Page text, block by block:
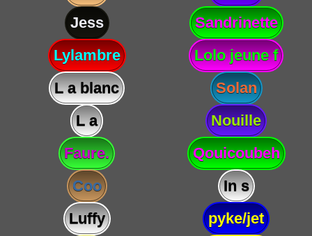
Jess
Sandrinette
Lylambre
Lolo jeune f
L a blanc
Solan
L a
Nouille
Faure.
Qouicoubeh
Coo
In s
Luffy
pyke/jet